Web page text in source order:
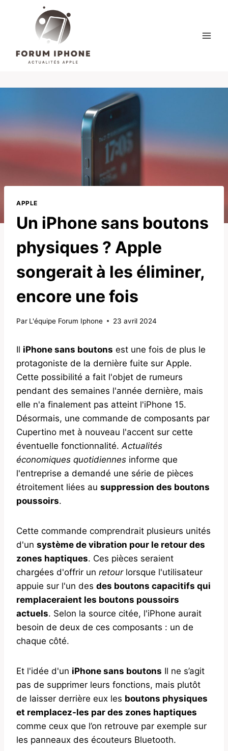
APPLE
Un iPhone sans boutons
physiques ? Apple
songerait à les éliminer,
encore une fois
Par L'équipe Forum Iphone 23 avril 2024
Il iPhone sans boutons est une fois de plus le
protagoniste de la dernière fuite sur Apple.
Cette possibilité a fait l'objet de rumeurs
pendant des semaines l'année dernière, mais
elle n'a finalement pas atteint l'iPhone 15.
Désormais, une commande de composants par
Cupertino met à nouveau l'accent sur cette
éventuelle fonctionnalité. Actualités
économiques quotidiennes informe que
l'entreprise a demandé une série de pièces
étroitement liées au suppression des boutons
poussoirs.
Cette commande comprendrait plusieurs unités
d'un système de vibration pour le retour des
zones haptiques. Ces pièces seraient
chargées d'offrir un retourlorsque l'utilisateur
appuie sur l'un des des boutons capacitifs qui
remplaceraient les boutons poussoirs
actuels. Selon la source citée, l'iPhone aurait
besoin de deux de ces composants : un de
chaque côté.
Et l'idée d'un iPhone sans boutons Il ne s’agit
pas de supprimer leurs fonctions, mais plutôt
de laisser derrière eux les boutons physiques
et remplacez-les par des zones haptiques
comme ceux que l’on retrouve par exemple sur
les panneaux des écouteurs Bluetooth.